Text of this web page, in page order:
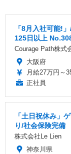
「8月入社可能!
125日以上
Courage Path株式
大阪府
月給27万円～
正社員
「土日祝休み」
り/社会保険完備
株式会社Le Lien
神奈川県